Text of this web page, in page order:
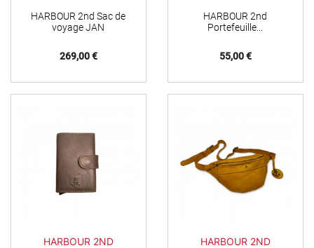
HARBOUR 2nd Sac de
voyage JAN
Prix
269,00 €
HARBOUR 2nd
Portefeuille...
Prix
55,00 €
HARBOUR 2ND HARBOUR 2ND